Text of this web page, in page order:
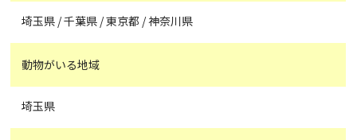
埼玉県 / 千葉県 / 東京都 / 神奈川県
動物がいる地域
埼玉県